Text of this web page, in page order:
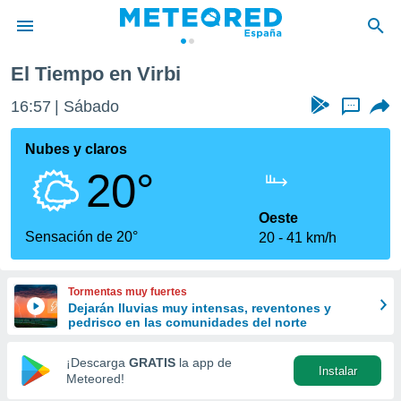
de
por
que se
calidad.
a este
las
y
forma
digital
basada
El Tiempo en Virbi
16:57 Sábado ...
Nubes y claros
20°
Sensación de 20°
Oeste
20
41 km/h
Tormentas muy fuertes
Dejarán lluvias muy intensas, reventones y
pedrisco en las comunidades del norte
¡Descarga GRATIS la app de
Meteored!
Instalar